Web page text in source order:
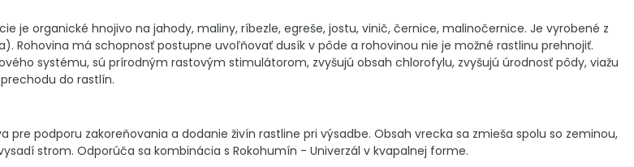
je organické hnojivo na jahody, maliny, ríbezle, egreše, jostu, vinič, černice, malinočernice. Je vyrobené z
Rohovina má schopnosť postupne uvoľňovať dusík v pôde a rohovinou nie je možné rastlinu prehnojiť.
systému, sú prírodným rastovým stimulátorom, zvyšujú obsah chlorofylu, zvyšujú úrodnosť pôdy, viažu
do rastlín.
pre podporu zakoreňovania a dodanie živín rastline pri výsadbe. Obsah vrecka sa zmieša spolu so zeminou,
strom. Odporúča sa kombinácia s Rokohumín - Univerzál v kvapalnej forme.